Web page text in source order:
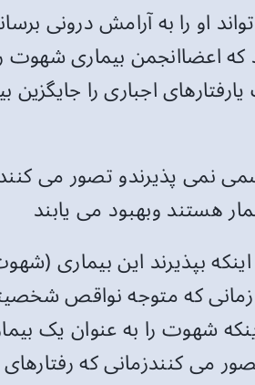
او را به آرامش درونی
اعضاانجمن بیماری شهوت
اجباری را
نمی پذیرندو تصور می
هستند وبهبود می یابند
اینکه بپذیرند این
که متوجه نواقص
شهوت را به عنوان یک
می کنندزمانی که